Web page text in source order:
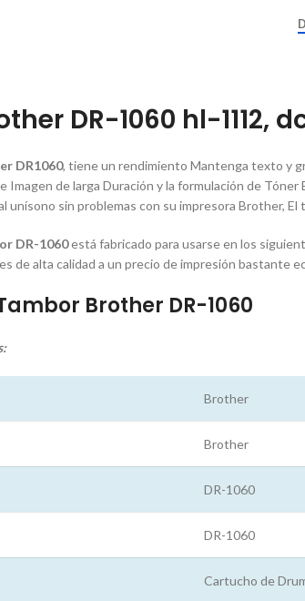
DR-1060 hl-1112,
DR1060, tiene un rendimiento Mantenga texto y
Imagen de larga Duración y la formulación de
unísono sin problemas con su impresora Brother,
DR-1060está fabricado para usarse en los
de alta calidad a un precio de impresión bastante
Brother DR-1060
Brother
Brother
DR-1060
DR-1060
Cartucho de